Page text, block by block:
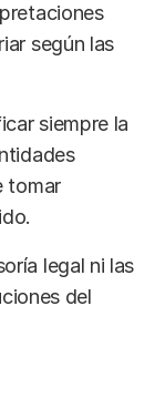
según las
siempre la
tomar
legal ni las
del